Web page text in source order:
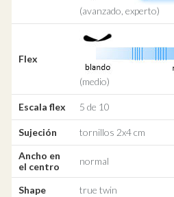
(avanzado, experto)
Flex
(medio)
Escala flex 5 de 10
Sujeción
tornillos 2x4 cm
Ancho en
el centro
normal
Shape true twin